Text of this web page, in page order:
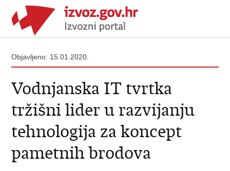
Objavljeno: 15.01.2020.
Vodnjanska IT tvrtka
tržišni lider u razvijanju
tehnologija za koncept
pametnih brodova